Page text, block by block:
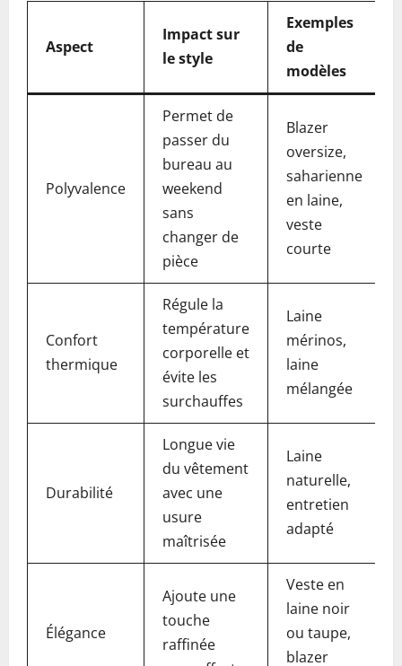
Aspect
Impact sur
le style
Exemples
de
modèles
Polyvalence
Permet de
passer du
bureau au
weekend
sans
changer de
pièce
Blazer
oversize,
saharienne
en laine,
veste
courte
Confort
thermique
Régule la
température
corporelle et
évite les
surchauffes
Laine
mérinos,
laine
mélangée
Durabilité
Longue vie
du vêtement
avec une
usure
maîtrisée
Laine
naturelle,
entretien
adapté
Élégance
Ajoute une
touche
raffinée
Veste en
laine noir
ou taupe,
blazer